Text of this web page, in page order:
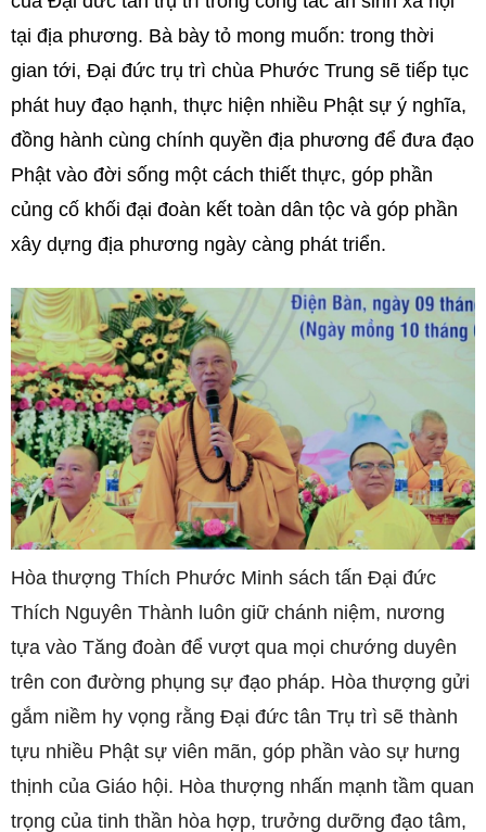
tại địa phương. Bà bày tỏ mong muốn: trong thời
gian tới, Đại đức trụ trì chùa Phước Trung sẽ tiếp tục
phát huy đạo hạnh, thực hiện nhiều Phật sự ý nghĩa,
đồng hành cùng chính quyền địa phương để đưa đạo
Phật vào đời sống một cách thiết thực, góp phần
củng cố khối đại đoàn kết toàn dân tộc và góp phần
xây dựng địa phương ngày càng phát triển.
Hòa thượng Thích Phước Minh sách tấn Đại đức
Thích Nguyên Thành luôn giữ chánh niệm, nương
tựa vào Tăng đoàn để vượt qua mọi chướng duyên
trên con đường phụng sự đạo pháp. Hòa thượng gửi
gắm niềm hy vọng rằng Đại đức tân Trụ trì sẽ thành
tựu nhiều Phật sự viên mãn, góp phần vào sự hưng
thịnh của Giáo hội. Hòa thượng nhấn mạnh tầm quan
trọng của tinh thần hòa hợp, trưởng dưỡng đạo tâm,